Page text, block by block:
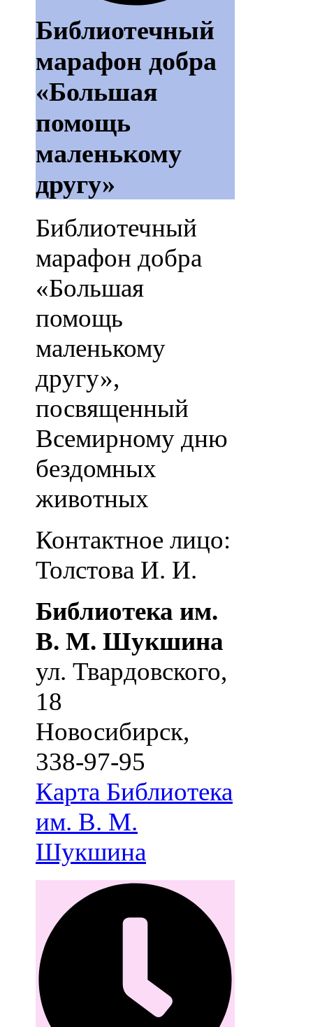
Библиотечный
марафон добра
«Большая
помощь
маленькому
другу»
Библиотечный
марафон добра
«Большая
помощь
маленькому
другу»,
посвященный
Всемирному дню
бездомных
животных
Контактное лицо:
Толстова И. И.
Библиотека им.
В. М. Шукшина
ул. Твардовского,
18
Новосибирск,
338-97-95
Карта Библиотека
им. В. М.
Шукшина